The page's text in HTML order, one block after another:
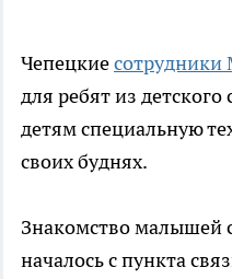
Чепецкие
для ребят из
детям специальную
своих буднях.
Знакомство малышей
началось с пункта